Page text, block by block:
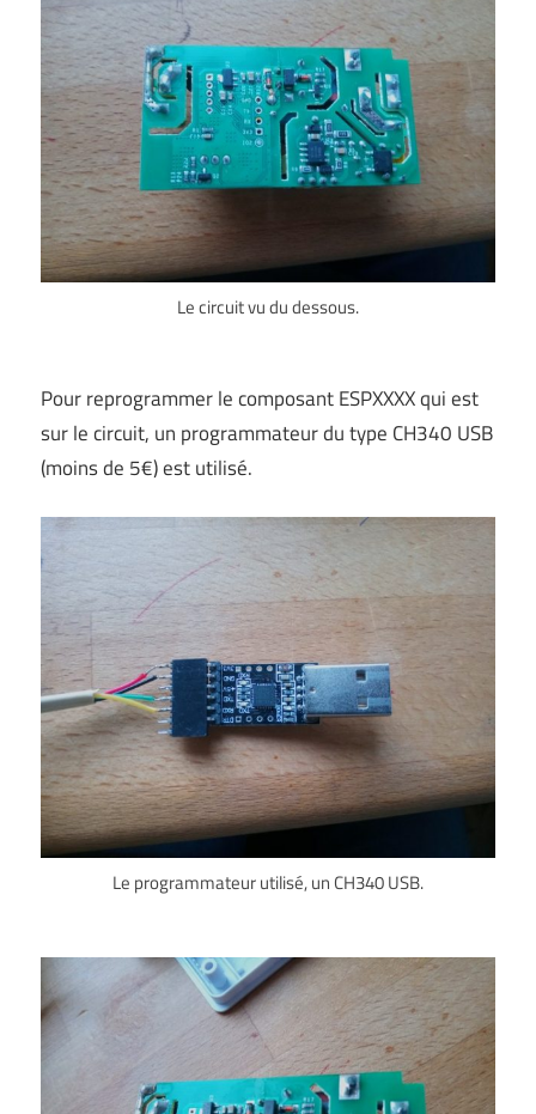
Le circuit vu du dessous.
Pour reprogrammer le composant ESPXXXX qui est
sur le circuit, un programmateur du type CH340 USB
(moins de 5€) est utilisé.
Le programmateur utilisé, un CH340 USB.